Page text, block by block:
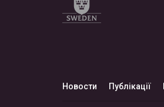
Новости Публікації